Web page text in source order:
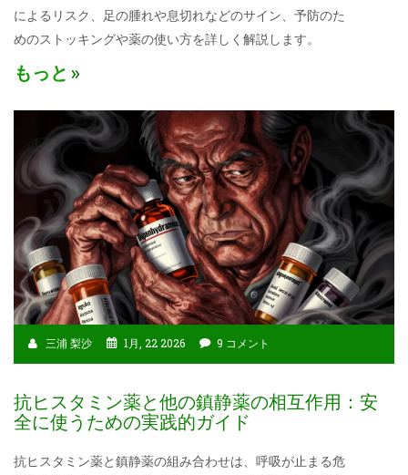
によるリスク、足の腫れや息切れなどのサイン、予防のた
めのストッキングや薬の使い方を詳しく解説します。
もっと
三浦 梨沙 1月, 22 2026 9 コメント
抗ヒスタミン薬と他の鎮静薬の相互作用：安
全に使うための実践的ガイド
抗ヒスタミン薬と鎮静薬の組み合わせは、呼吸が止まる危